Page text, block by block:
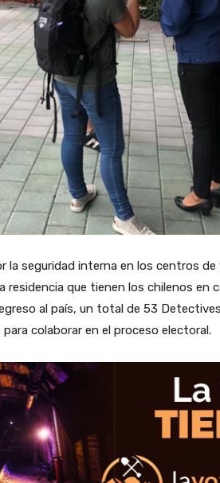
la seguridad interna en los centros
residencia que tienen los chilenos en
al país, un total de 53
colaborar en el proceso electoral.